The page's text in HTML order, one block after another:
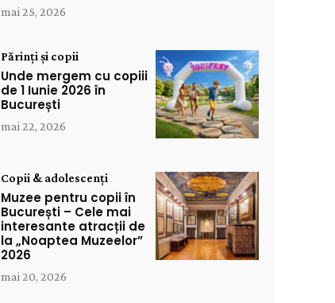
mai 25, 2026
Părinți și copii
Unde mergem cu copiii
de 1 Iunie 2026 în
București
mai 22, 2026
Copii & adolescenți
Muzee pentru copii în
București – Cele mai
interesante atracții de
la „Noaptea Muzeelor”
2026
mai 20, 2026